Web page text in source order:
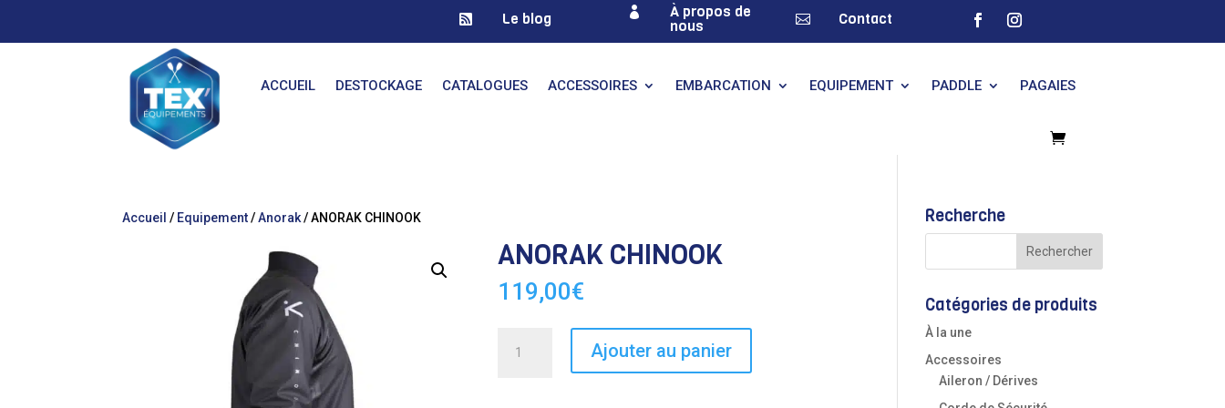
 Le blog  À propos de
nous  Contact
ACCUEIL DESTOCKAGE CATALOGUES ACCESSOIRES EMBARCATION EQUIPEMENT PADDLE PAGAIES
Accueil / Equipement/Anorak/ ANORAK CHINOOK
ANORAK CHINOOK
119,00€
Ajouter au panier
Recherche
Catégories de produits
À la une
Accessoires
Aileron / Dérives